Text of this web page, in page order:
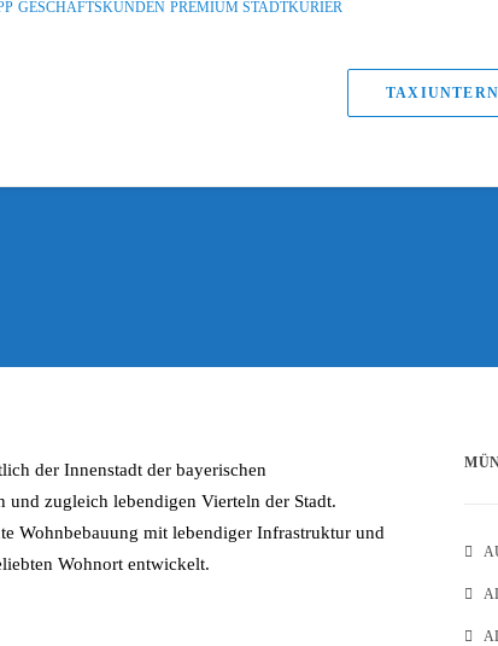
GESCHÄFTSKUNDEN PREMIUM STADTKURIER
der Innenstadt der bayerischen
und zugleich lebendigen Vierteln der Stadt.
Wohnbebauung mit lebendiger Infrastruktur und
Wohnort entwickelt.